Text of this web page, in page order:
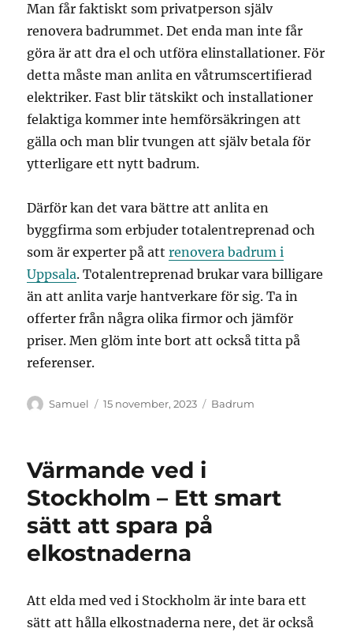
Man får faktiskt som privatperson själv
renovera badrummet. Det enda man inte får
göra är att dra el och utföra elinstallationer. För
detta måste man anlita en våtrumscertifierad
elektriker. Fast blir tätskikt och installationer
felaktiga kommer inte hemförsäkringen att
gälla och man blir tvungen att själv betala för
ytterligare ett nytt badrum.
Därför kan det vara bättre att anlita en
byggfirma som erbjuder totalentreprenad och
som är experter på attrenovera badrum i
Uppsala. Totalentreprenad brukar vara billigare
än att anlita varje hantverkare för sig. Ta in
offerter från några olika firmor och jämför
priser. Men glöm inte bort att också titta på
referenser.
Författare
Samuel
Publicerat
15 november, 2023 Kategorier
Badrum
Värmande ved i
Stockholm – Ett smart
sätt att spara på
elkostnaderna
Att elda med ved i Stockholm är inte bara ett
sätt att hålla elkostnaderna nere, det är också